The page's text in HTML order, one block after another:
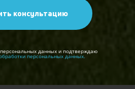
консультацию
данных и подтверждаю
персональных данных.